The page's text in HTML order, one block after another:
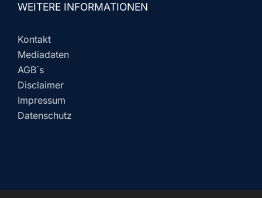
WEITERE INFORMATIONEN
Kontakt
Mediadaten
AGB´s
Disclaimer
Impressum
Datenschutz